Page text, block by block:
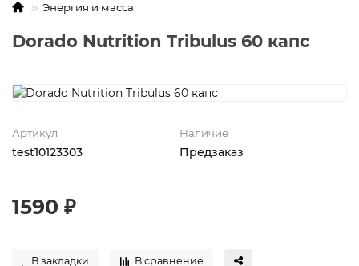
Энергия и масса
Dorado Nutrition Tribulus 60 капс
Артикул
test10123303
Наличие
Предзаказ
1590 ₽
В закладки В сравнение